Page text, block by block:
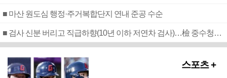
■ 마산 원도심 행정·주거복합단지 연내 준공 수순
■ 검사 신분 버리고 직급하향(10년 이하 저연차 검사)…檢 중수청행 기피
스포츠 +